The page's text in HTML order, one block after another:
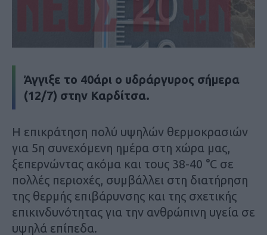
Άγγιξε το 40άρι ο υδράργυρος σήμερα
(12/7) στην Καρδίτσα.
Η επικράτηση πολύ υψηλών θερμοκρασιών
για 5η συνεχόμενη ημέρα στη χώρα μας,
ξεπερνώντας ακόμα και τους 38-40 °C σε
πολλές περιοχές, συμβάλλει στη διατήρηση
της θερμής επιβάρυνσης και της σχετικής
επικινδυνότητας για την ανθρώπινη υγεία σε
υψηλά επίπεδα.